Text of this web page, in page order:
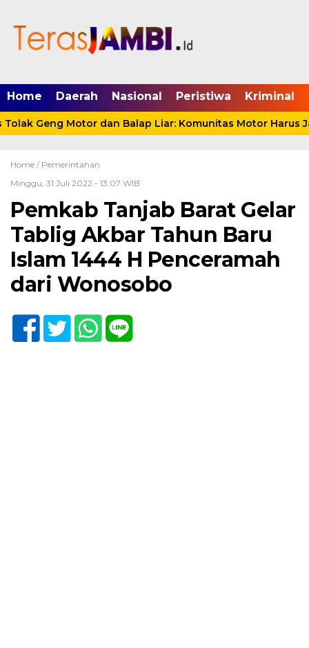
Home Daerah Nasional Peristiwa Kriminal
Geng Motor dan Balap Liar: Komunitas Motor Harus
Home / Pemerintahan
Minggu, 31 Juli 2022 - 13:07 WIB
Pemkab Tanjab Barat Gelar
Tablig Akbar Tahun Baru
Islam 1444 H Penceramah
dari Wonosobo